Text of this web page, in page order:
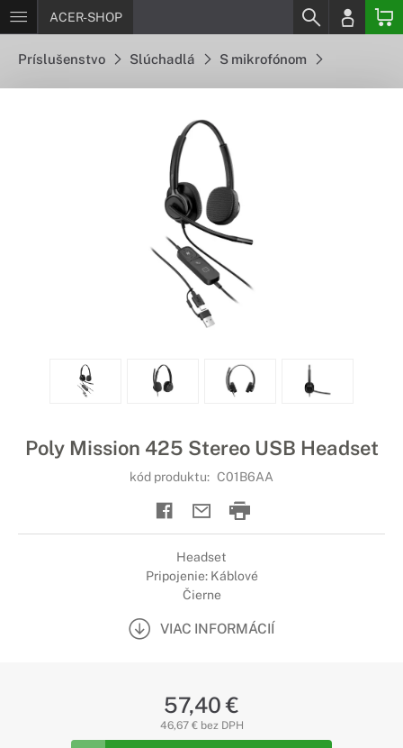
ACER-SHOP
Príslušenstvo Slúchadlá S mikrofónom
Poly Mission 425 Stereo USB Headset
kód produktu: C01B6AA
Headset
Pripojenie: Káblové
Čierne
VIAC INFORMÁCIÍ
57,40 €
46,67 € bez DPH